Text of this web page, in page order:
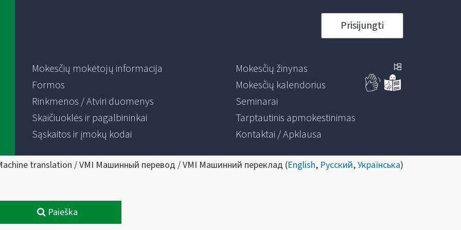
Prisijungti
Mokesčių mokėtojų informacija
Formos
Rinkmenos / Atviri duomenys
Skaičiuoklės ir pagalbininkai
Sąskaitos ir įmokų kodai
Mokesčių žinynas
Mokesčių kalendorius
Seminarai
Tarptautinis apmokestinimas
Kontaktai / Apklausa
translation / VMI Машинный перевод / VMI Машинний переклад (English, Русский,Українська)
Paieška